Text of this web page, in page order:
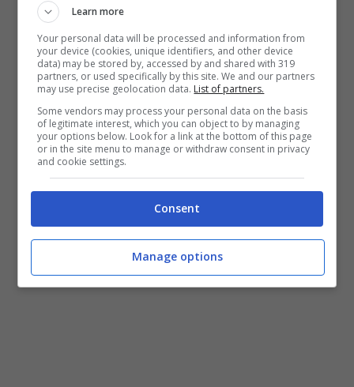
da lanciare entro la fine del 2014 ma
attualmente non si sono aggiunte ulteriori
informazioni circa la nuova pubblicazione.
Di conseguenza
Robert “3D” Del Naja
e
Grant “Daddy G” Marshallporteranno dal
vivo igrandi successi del passato come
Teardrop“, “Protection“, “Angel” e
“, giusto per nominarne alcuni.
Learn more
Your personal data will be processed and information from
your device (cookies, unique identifiers, and other device
data) may be stored by, accessed by and shared with 319
partners, or used specifically by this site. We and our partners
may use precise geolocation data. List of partners.
Some vendors may process your personal data on the basis
of legitimate interest, which you can object to by managing
your options below. Look for a link at the bottom of this page
or in the site menu to manage or withdraw consent in privacy
and cookie settings.
Consent
Manage options